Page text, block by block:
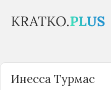
Инесса Турмас